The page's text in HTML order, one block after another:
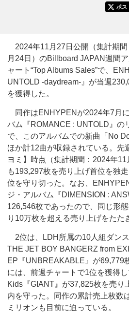
ポス
2024年11月27日公開（集計期
月24日）のBillboard JAPAN週間
ャート“Top Albums Sales”で、
UNTOLD -daydream-』が当週
を獲得した。
同作はENHYPENが2024年7月
バム『ROMANCE : UNTOLD』の
で、このアルバムでの新曲「No
ほか計12曲が収録されている。先
ヨミ】時点（集計期間：2024年
も193,297枚を売り上げ首位を独
位を守り切った。なお、
ジ・アルバム『DIMENSION :
126,546枚であったので、同じ形
り10万枚を超える売り上げをたた
2位は、LDH所属の10人組ダンス
THE JET BOY BANGERZ from
EP『UNBREAKABLE』が69,779
には、前週チャートで1位を獲得
Kids『GIANT』が37,825枚を売り
内を守った。同作の累計売上枚数
ミリオンも目前に迫っている。